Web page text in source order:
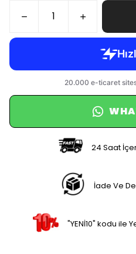
24 Saat
İade Ve
"YENİ10" kodu ile